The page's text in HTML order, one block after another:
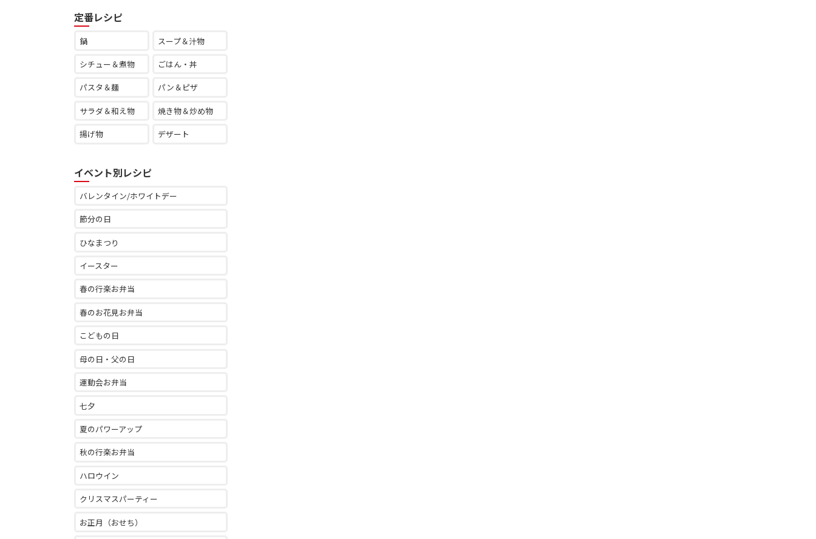
定番レシピ
鍋 スープ＆汁物
シチュー＆煮物 ごはん・丼
パスタ＆麺 パン＆ピザ
サラダ＆和え物 焼き物＆炒め物
揚げ物 デザート
イベント別レシピ
バレンタイン/ホワイトデー
節分の日
ひなまつり
イースター
春の行楽お弁当
春のお花見お弁当
こどもの日
母の日・父の日
運動会お弁当
七夕
夏のパワーアップ
秋の行楽お弁当
ハロウイン
クリスマスパーティー
お正月（おせち）